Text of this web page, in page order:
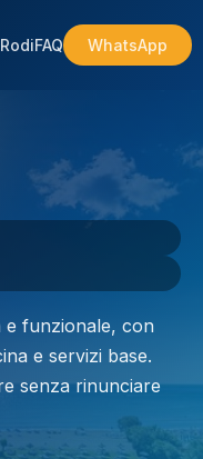
RodiFAQ WhatsApp
e funzionale, con
e servizi base.
senza rinunciare